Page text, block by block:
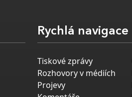
Rychlá navigace
Tiskové zprávy
Rozhovory v médiích
Projevy